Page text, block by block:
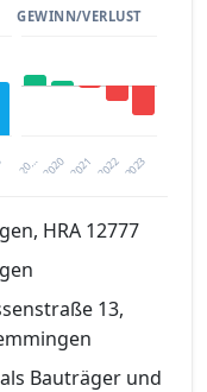
GEWINN/VERLUST
20… 2021 2023
2020 2022
HRA 12777
13,
Bauträger und